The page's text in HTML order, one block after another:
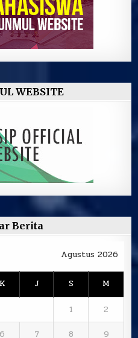
WEBSITE
Berita
Agustus 2026
K J S M
1
2
6 7 8
9